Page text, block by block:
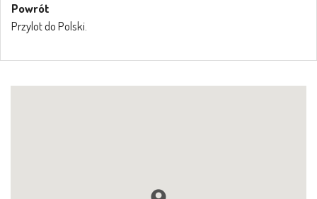
Powrót
Przylot do Polski.